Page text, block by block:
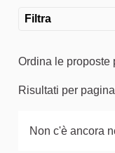
Filtra
Ordina le proposte
Risultati per
Non c'è ancora